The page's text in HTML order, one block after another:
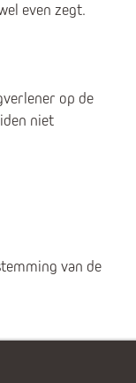
even zegt.
op de
niet
van de